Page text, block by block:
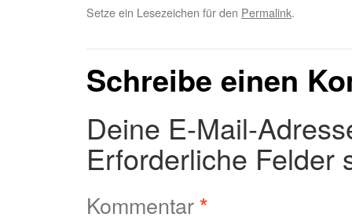
Setze ein Lesezeichen für den Permalink.
Schreibe einen
Deine E-Mail-
Erforderliche Felder
Kommentar*